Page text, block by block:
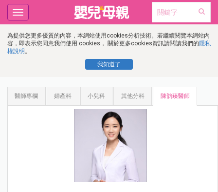
為提供您更多優質的內容，本網站使用cookies分析技術。若繼續閱覽本網站內
容，即表示您同意我們使用 cookies， 關於更多cookies資訊請閱讀我們的隱私
權說明 。
我知道了
Toggle
navigation
醫師專欄 婦產科 小兒科 其他分科 陳韵臻醫師